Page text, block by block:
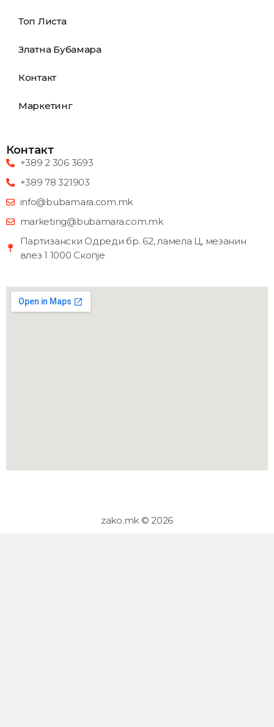
Топ Листа
Златна Бубамара
Контакт
Маркетинг
Контакт
+389 2 306 3693
+389 78 321903
info@bubamara.com.mk
marketing@bubamara.com.mk
Партизански Одреди бр. 62, ламела Ц, мезанин
влез 1 1000 Скопје
zako.mk © 2026